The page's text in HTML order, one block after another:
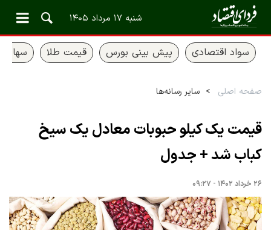
شنبه ۱۷ مرداد ۱۴۰۵
سواد اقتصادی پیش بینی بورس قیمت طلا سهام
صفحه اصلی سایر رسانه‌ها
قیمت یک کیلو حبوبات معادل یک سیخ
کباب شد + جدول
۲۶ خرداد ۱۴۰۲ - ۰۹:۲۷